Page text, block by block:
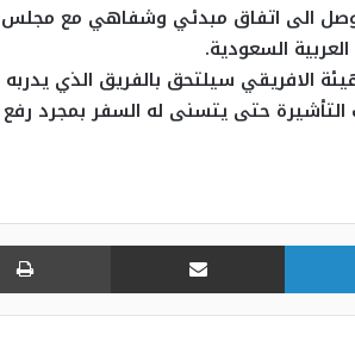
توصل الى اتفاق مبدئي وشفاهي مع مجلس
السعودية.
الافريقي سيلتحق بالفريق الذي
التأشيرة حتى يتسنى له السفر بمجرد رفع
لينكدإن مشاركة عبر البريد